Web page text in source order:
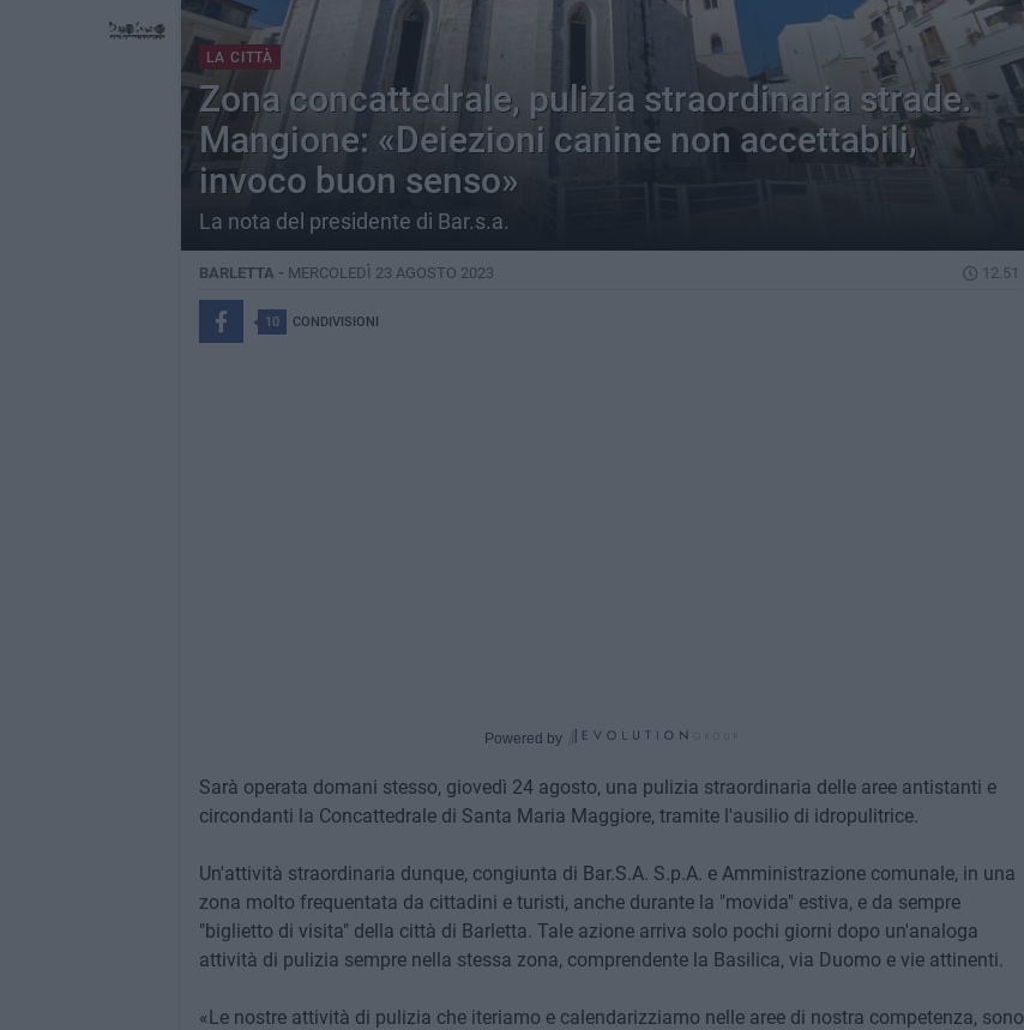
LA CITTÀ
Zona concattedrale, pulizia straordinaria strade.
Mangione: «Deiezioni canine non accettabili,
invoco buon senso»
La nota del presidente di Bar.s.a.
BARLETTA - MERCOLEDÌ 23 AGOSTO 2023 12.51
10 CONDIVISIONI
Powered by
Sarà operata domani stesso, giovedì 24 agosto, una pulizia straordinaria delle aree antistanti e
circondanti la Concattedrale di Santa Maria Maggiore, tramite l'ausilio di idropulitrice.
Un'attività straordinaria dunque, congiunta di Bar.S.A. S.p.A. e Amministrazione comunale, in una
zona molto frequentata da cittadini e turisti, anche durante la "movida" estiva, e da sempre
"biglietto di visita" della città di Barletta. Tale azione arriva solo pochi giorni dopo un'analoga
attività di pulizia sempre nella stessa zona, comprendente la Basilica, via Duomo e vie attinenti.
«Le nostre attività di pulizia che iteriamo e calendarizziamo nelle aree di nostra competenza, sono